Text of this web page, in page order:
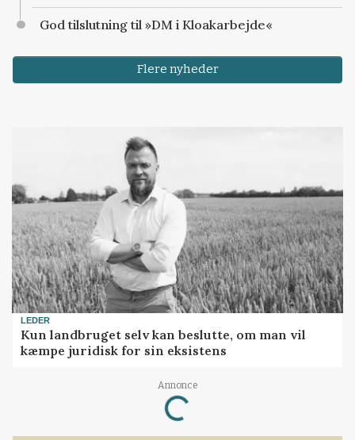
God tilslutning til »DM i Kloakarbejde«
Flere nyheder
LEDER
Kun landbruget selv kan beslutte, om man vil
kæmpe juridisk for sin eksistens
Annonce
Loading...